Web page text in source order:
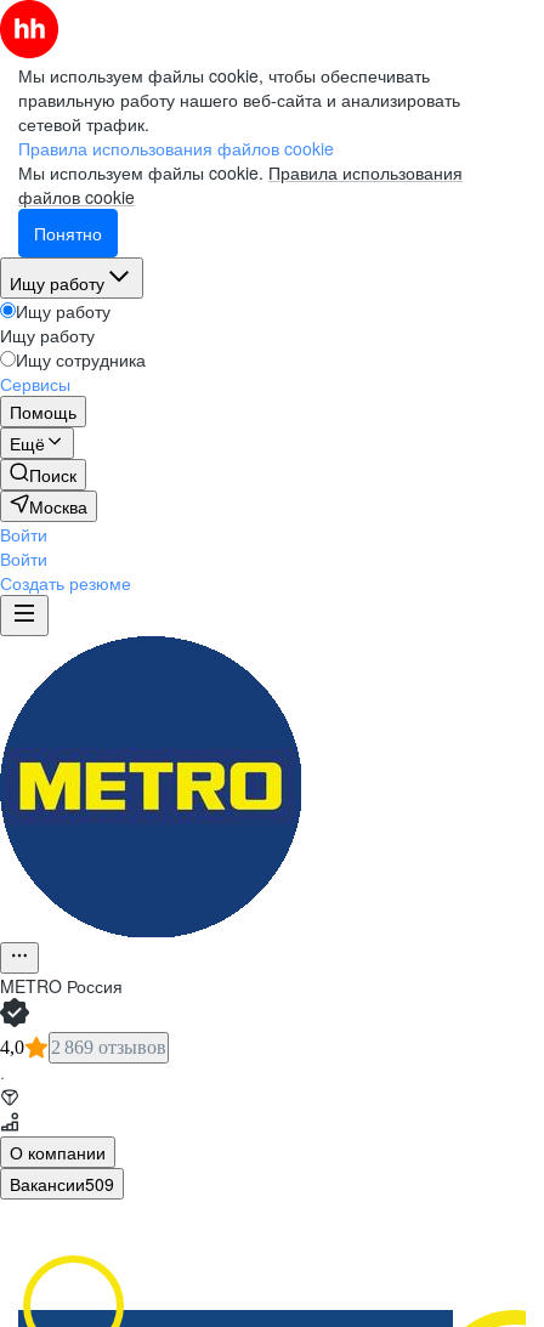
Мы используем файлы cookie, чтобы обеспечивать
правильную работу нашего веб-сайта и анализировать
сетевой трафик.
Правила использования файлов cookie
Мы используем файлы cookie. Правила использования
файлов cookie
Понятно
Ищу работу
Ищу работу
Ищу работу
Ищу сотрудника
Сервисы
Помощь
Ещё
Поиск
Москва
Войти
Войти
Создать резюме
METRO Россия
4,0 2 869 отзывов
·
О компании
Вакансии509